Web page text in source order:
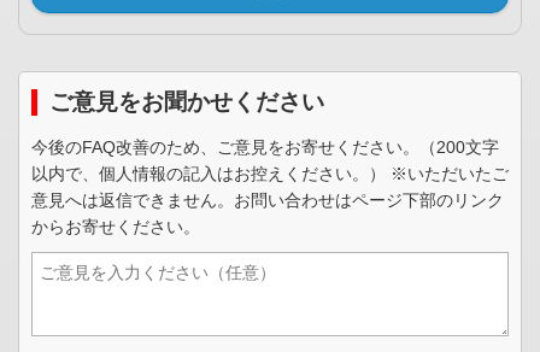
ご意見をお聞かせください
今後のFAQ改善のため、ご意見をお寄せください。（200文字
以内で、個人情報の記入はお控えください。） ※いただいたご
意見へは返信できません。お問い合わせはページ下部のリンク
からお寄せください。